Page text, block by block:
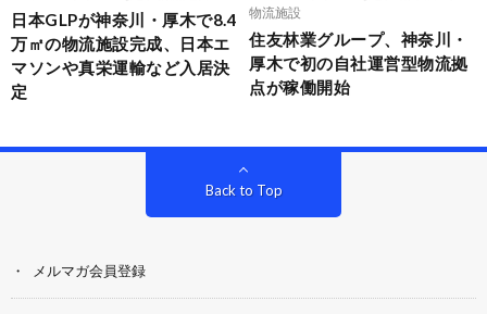
日本GLPが神奈川・厚木で8.4
万㎡の物流施設完成、日本エ
マソンや真栄運輸など入居決
定
物流施設
住友林業グループ、神奈川・
厚木で初の自社運営型物流拠
点が稼働開始
Back to Top
メルマガ会員登録